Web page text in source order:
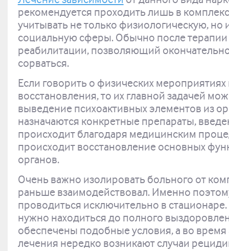
рекомендуется проходить лишь в
учитывать не только физиологическую, но
социальную сферы. Обычно после терапии
реабилитации, позволяющий
сорваться.
Если говорить о физических
восстановления, то их главной задачей
выведение психоактивных элементов из
назначаются конкретные препараты,
происходит благодаря медицинским
происходит восстановление основных
органов.
Очень важно изолировать больного от
раньше взаимодействовал. Именно
проводиться исключительно в
нужно находиться до полного
обеспечены подобные условия, а во время
лечения нередко возникают случаи